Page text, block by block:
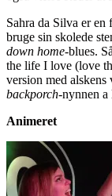
Sahra da Silva er en
bruge sin skolede
down home-blues.
the life I love (love
version med
backporch-nynnen a
Animeret